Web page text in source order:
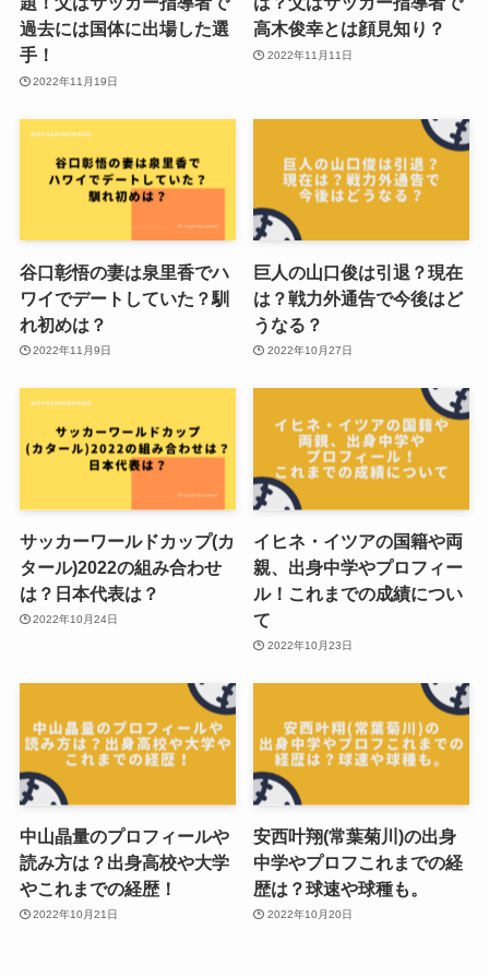
過去には国体に出場した選
手！
2022年11月19日
高木俊幸とは顔見知り？
2022年11月11日
谷口彰悟の妻は泉里香でハ
ワイでデートしていた？馴
れ初めは？
2022年11月9日
巨人の山口俊は引退？現在
は？戦力外通告で今後はど
うなる？
2022年10月27日
サッカーワールドカップ(カ
タール)2022の組み合わせ
は？日本代表は？
2022年10月24日
イヒネ・イツアの国籍や両
親、出身中学やプロフィー
ル！これまでの成績につい
て
2022年10月23日
中山晶量のプロフィールや
読み方は？出身高校や大学
やこれまでの経歴！
2022年10月21日
安西叶翔(常葉菊川)の出身
中学やプロフこれまでの経
歴は？球速や球種も。
2022年10月20日